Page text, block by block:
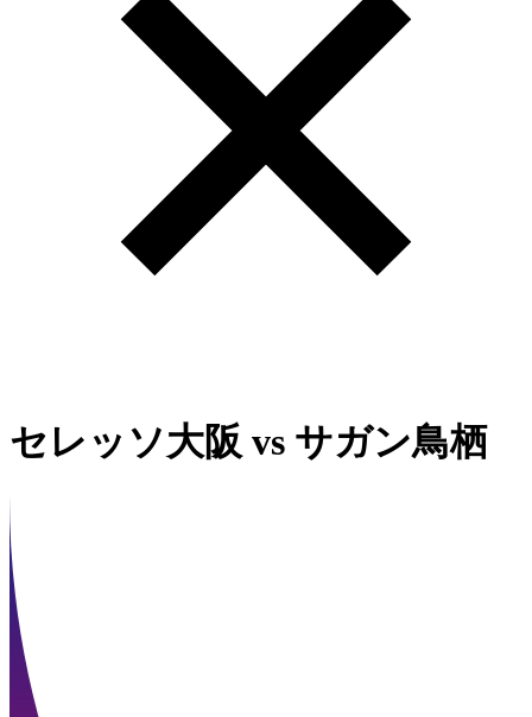
セレッソ大阪 vs サガン鳥栖